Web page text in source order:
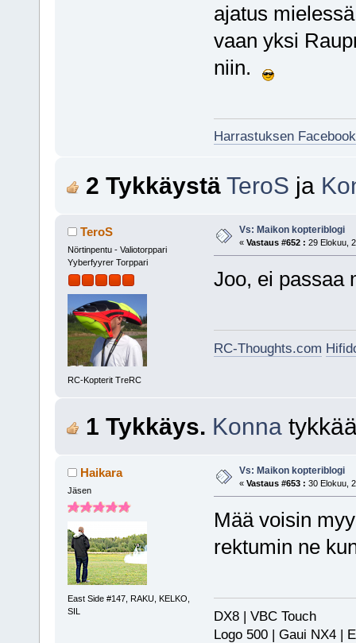
ajatus
vaan yksi
niin.
Harrastuksen
2 Tykkäystä TeroS ja
TeroS
Nörtinpentu - Valiotorppari
Yyberfyyrer Torppari
RC-Kopterit TreRC
Vs: Maikon kopteriblogi
« Vastaus #652 : 29 Elokuu,
Joo, ei passaa
RC-Thoughts.com
1 Tykkäys. Konna
Haikara
Jäsen
East Side #147, RAKU, KELKO,
SIL
Vs: Maikon kopteriblogi
« Vastaus #653 : 30 Elokuu,
Mää voisin
rektumin ne
DX8 | VBC Touch
Logo 500 | Gaui NX4 |